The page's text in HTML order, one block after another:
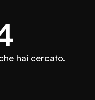
hai cercato.